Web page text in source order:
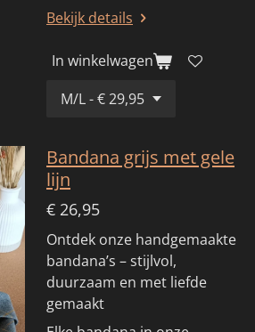
Bekijk details
In winkelwagen
Bandana grijs met gele
lijn
€ 26,95
Ontdek onze handgemaakte
bandana’s – stijlvol,
duurzaam en met liefde
gemaakt